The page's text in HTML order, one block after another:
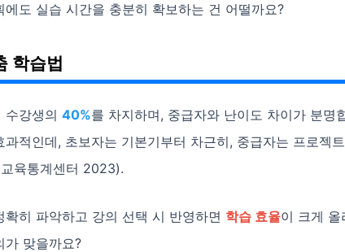
에도 실습 시간을 충분히 확보하는 건 어떨까요?
학습법
수강생의 40%를 차지하며, 중급자와 난이도 차이가 분명
과적인데, 초보자는 기본기부터 차근히, 중급자는 프로젝
육통계센터 2023).
확히 파악하고 강의 선택 시 반영하면 학습 효율이 크게 올
가 맞을까요?